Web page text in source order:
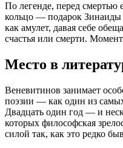
По легенде, перед смертью
кольцо — подарок Зинаиды
как амулет, давая себе
счастья или смерти.
Место в
Веневитинов занимает
поэзии — как один из
Двадцать один год — и
которых философская
силой так, как это редко